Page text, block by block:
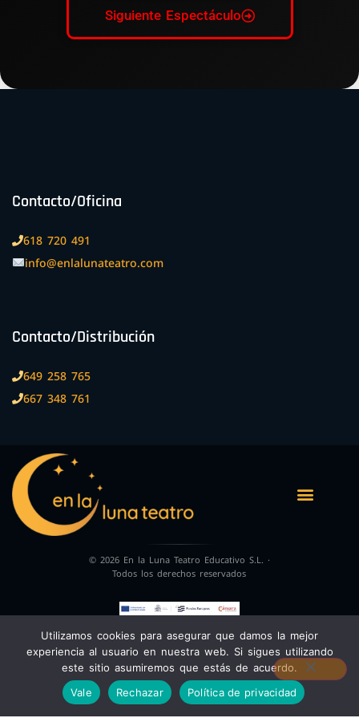
Siguiente Espectáculo
Contacto/Oficina
618 720 491
info@enlalunateatro.com
Contacto/Distribución
649 258 765
667 348 761
© 2026 En la Luna Teatro Educativo S.L. ·
Todos los derechos reservados
En La Luna Teatro S.L. ha sido beneficiaria de Fondos Europeos, cuyo objetivo
es la mejora de la competitividad de las PYMES, y gracias al cual ha puesto en
marcha un Plan de Acción con el objetivo de reforzar la digitalización y la
competitividad de las pymes durante el año 2024. Para ello ha contado con el
apoyo del Programa Pyme Digital de la Cámara de Comercio de Granada.
#EuropaSeSiente
Utilizamos cookies para asegurar que damos la mejor
experiencia al usuario en nuestra web. Si sigues utilizando
este sitio asumiremos que estás de acuerdo.
Vale
Rechazar Política de privacidad